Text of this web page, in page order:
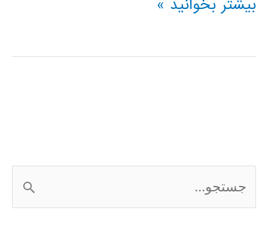
از
بیشتر بخوانید »
س